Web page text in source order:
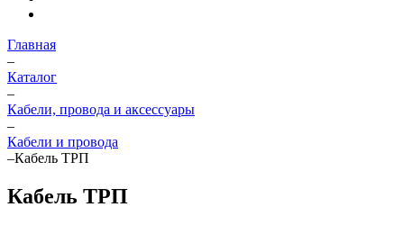
Главная
–
Каталог
–
Кабели, провода и аксессуары
–
Кабели и провода
–Кабель ТРП
Кабель ТРП